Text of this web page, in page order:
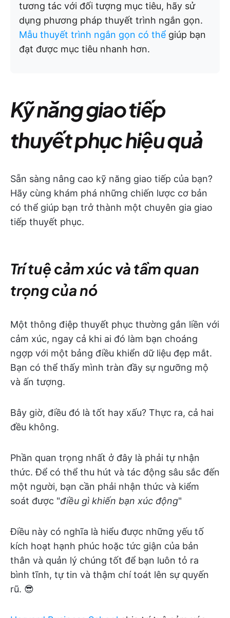
tương tác với đối tượng mục tiêu, hãy sử
dụng phương pháp thuyết trình ngắn gọn.
Mẫu thuyết trình ngắn gọn có thể giúp bạn
đạt được mục tiêu nhanh hơn.
Kỹ năng giao tiếp
thuyết phục hiệu quả
Sẵn sàng nâng cao kỹ năng giao tiếp của bạn?
Hãy cùng khám phá những chiến lược cơ bản
có thể giúp bạn trở thành một chuyên gia giao
tiếp thuyết phục.
Trí tuệ cảm xúc và tầm quan
trọng của nó
Một thông điệp thuyết phục thường gắn liền với
cảm xúc, ngay cả khi ai đó làm bạn choáng
ngợp với một bảng điều khiển dữ liệu đẹp mắt.
Bạn có thể thấy mình tràn đầy sự ngưỡng mộ
và ấn tượng.
Bây giờ, điều đó là tốt hay xấu? Thực ra, cả hai
đều không.
Phần quan trọng nhất ở đây là phải tự nhận
thức. Để có thể thu hút và tác động sâu sắc đến
một người, bạn cần phải nhận thức và kiểm
soát được "điều gì khiến bạn xúc động"
Điều này có nghĩa là hiểu được những yếu tố
kích hoạt hạnh phúc hoặc tức giận của bản
thân và quản lý chúng tốt để bạn luôn tỏ ra
bình tĩnh, tự tin và thậm chí toát lên sự quyến
rũ. 😎